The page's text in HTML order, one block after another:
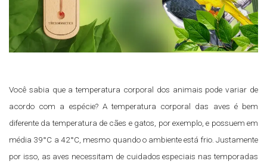
Você sabia que a temperatura corporal dos animais pode variar de
acordo com a espécie? A temperatura corporal das aves é bem
diferente da temperatura de cães e gatos, por exemplo, e possuem em
média 39°C a 42°C, mesmo quando o ambiente está frio. Justamente
por isso, as aves necessitam de cuidados especiais nas temporadas